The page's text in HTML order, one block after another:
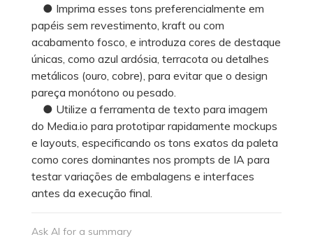
● Imprima esses tons preferencialmente em
papéis sem revestimento, kraft ou com
acabamento fosco, e introduza cores de destaque
únicas, como azul ardósia, terracota ou detalhes
metálicos (ouro, cobre), para evitar que o design
pareça monótono ou pesado.
● Utilize a ferramenta de texto para imagem
do Media.io para prototipar rapidamente mockups
e layouts, especificando os tons exatos da paleta
como cores dominantes nos prompts de IA para
testar variações de embalagens e interfaces
antes da execução final.
Ask AI for a summary